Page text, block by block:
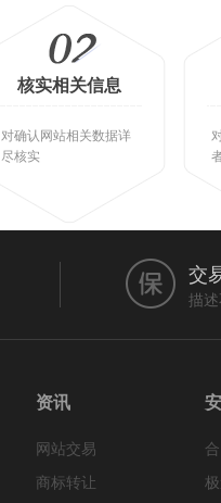
核实相关信息
对确认网站相关数据详
尽核实
交
描
资讯
网站交易
商标转让